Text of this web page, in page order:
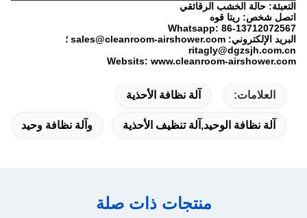
التعبئة: حالة الخشب الرقائقي
اتصل شخص: ريتا قوه
Whatsapp: 86-13712072567
البريد الإلكتروني: sales@cleanroom-airshower.com ؛
ritagly@dgzsjh.com.cn
Websits: www.cleanroom-airshower.com
العلامات: آلة نظافة الأحذية
آلة نظافة الوحيد,آلة تنظيف الأحذية وآلة نظافة وحيد
منتجات ذات صلة